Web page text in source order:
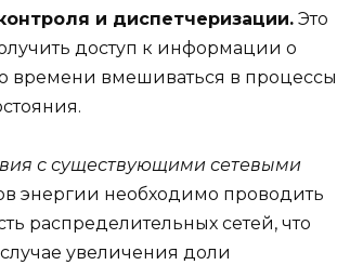
и диспетчеризации. Это
доступ к информации о
времени вмешиваться в процессы
с существующими сетевыми
энергии необходимо проводить
распределительных сетей, что
увеличения доли